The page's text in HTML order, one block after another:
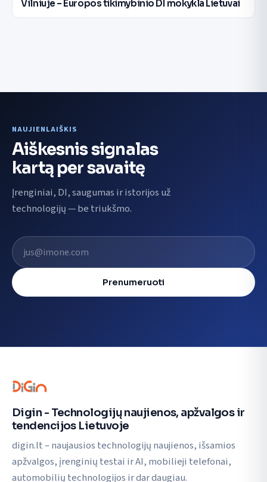
Vilniuje – Europos tikimybinio DI mokykla Lietuvai
NAUJIENLAIŠKIS
Aiškesnis signalas
kartą per savaitę
Įrenginiai, DI, saugumas ir istorijos už
technologijų — be triukšmo.
El. pašto adresas
Prenumeruoti
Digin - Technologijų naujienos, apžvalgos ir
tendencijos Lietuvoje
digin.lt – naujausios technologijų naujienos, išsamios
apžvalgos, įrenginių testai ir AI, mobilieji telefonai,
automobilių technologijos ir dar daugiau.